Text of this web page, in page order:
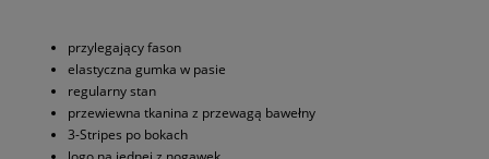
przylegający fason
elastyczna gumka w pasie
regularny stan
przewiewna tkanina z przewagą bawełny
3-Stripes po bokach